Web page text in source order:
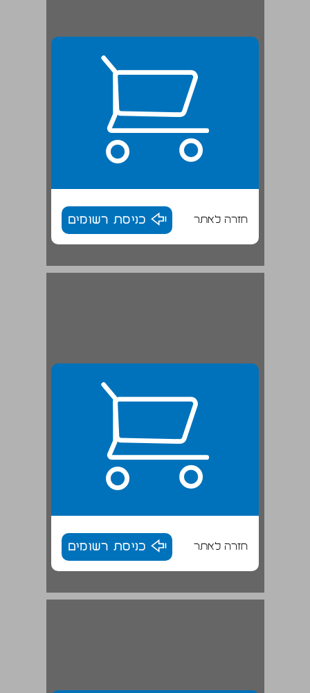
חזרה לאתר כניסת רשומים
בירושלים ־ משבר פנימי עמוק ... 16
חזרה לאתר כניסת רשומים